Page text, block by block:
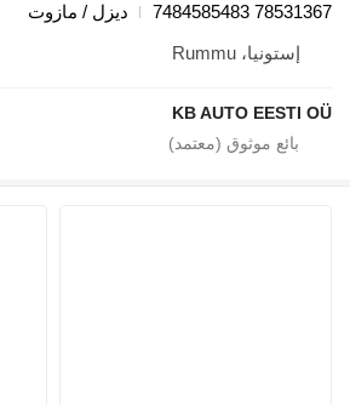
78531367 7484585483
ديزل / مازوت
إستونيا، Rummu
KB AUTO EESTI OÜ